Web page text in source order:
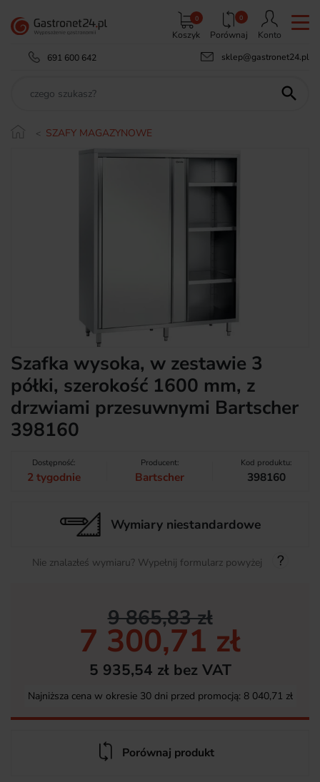
Koszyk
0 0
Porównaj
Konto
691 600 642
sklep@gastronet24.pl

SZAFY MAGAZYNOWE
Szafka wysoka, w zestawie 3
półki, szerokość 1600 mm, z
drzwiami przesuwnymi Bartscher
398160
Dostępność:
2 tygodnie
Producent:
Bartscher
Kod produktu:
398160
Wymiary niestandardowe
Nie znalazłeś wymiaru? Wypełnij formularz powyżej
9 865,83 zł
7 300,71 zł
5 935,54 zł bez VAT
Najniższa cena w okresie 30 dni przed promocją: 8 040,71 zł
Porównaj produkt